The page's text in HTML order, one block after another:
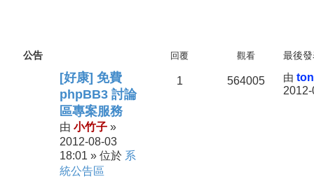
公告 回覆 觀看 最後
[好康] 免費
phpBB3 討論
區專案服務
由 小竹子 »
2012-08-03
18:01 » 位於 系
統公告區
1 564005 由